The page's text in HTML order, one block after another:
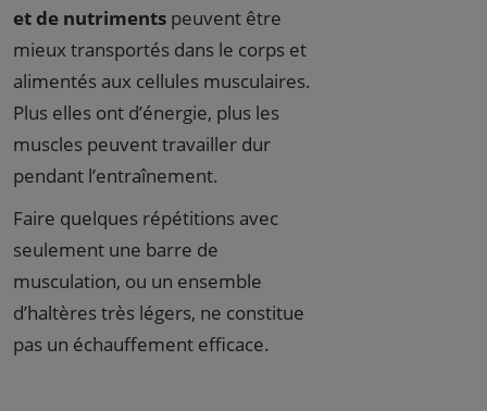
et de nutriments peuvent être
mieux transportés dans le corps et
alimentés aux cellules musculaires.
Plus elles ont d’énergie, plus les
muscles peuvent travailler dur
pendant l’entraînement.
Faire quelques répétitions avec
seulement une barre de
musculation, ou un ensemble
d’haltères très légers, ne constitue
pas un échauffement efficace.